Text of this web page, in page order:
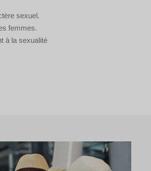
sexuel.
femmes.
à la sexualité